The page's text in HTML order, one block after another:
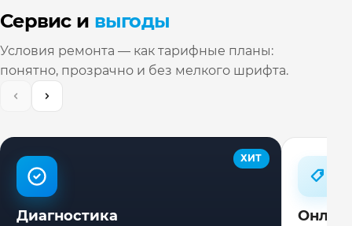
Сервис и выгоды
Условия ремонта — как тарифные планы:
понятно, прозрачно и без мелкого шрифта.
ХИТ
Диагностика